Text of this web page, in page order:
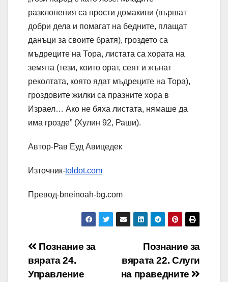
разклонения са прости домакини (вършат
добри дела и помагат на бедните, плащат
данъци за своите братя), гроздето са
мъдреците на Тора, листата са хората на
земята (тези, които орат, сеят и жънат
реколтата, която ядат мъдреците на Тора),
гроздовите жилки са празните хора в
Израел… Ако не бяха листата, нямаше да
има грозде” (Хулин 92, Раши).
Автор-Рав Еуд Авицедек
Източник-toldot.com
Превод-bneinoah-bg.com
Навигация
Познание за
вярата 22. Слуги
на праведните
Познание за
вярата 24.
Управление